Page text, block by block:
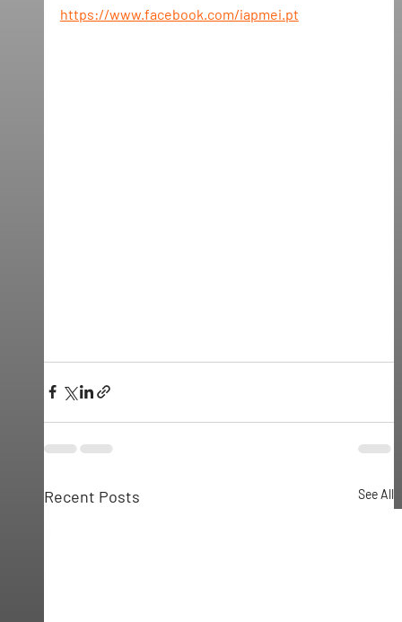
https://www.facebook.com/iapmei.pt
Recent Posts See All